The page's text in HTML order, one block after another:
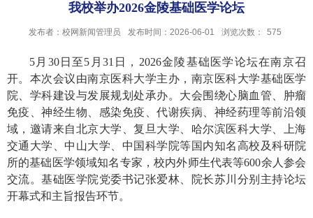
我校举办2026金陵基础医学论坛
发布者：校网新闻管理员 发布时间：2026-06-01 浏览次数： 575
5月30日至5月31日，2026金陵基础医学论坛在南京召
开。本次会议由南京医科大学主办，南京医科大学基础医学
院、学科建设与发展规划处承办。大会围绕心脑血管、肿瘤
免疫、神经生物、感染免疫、代谢疾病、神经药理等前沿领
域，邀请来自北京大学、复旦大学、哈尔滨医科大学、上海
交通大学、中山大学、中国科学院等国内知名高校及科研院
所的基础医学领域知名专家，校内外师生代表等600余人参会
交流。基础医学院党委书记张爱林、院长苏川分别主持论坛
开幕式和主旨报告环节。